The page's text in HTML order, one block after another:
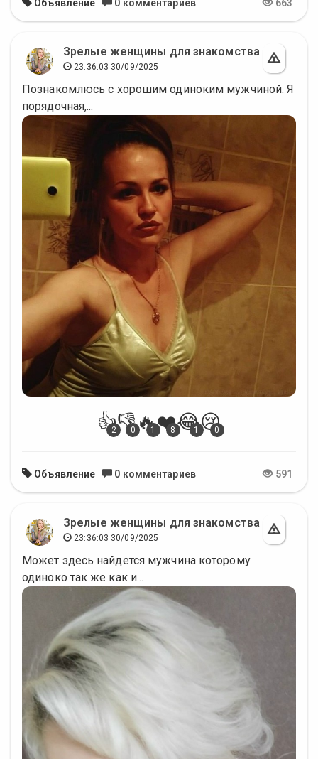
Объявление 0 комментариев 663
Зрелые женщины для знакомства
23:36:03 30/09/2025
Познакомлюсь с хорошим одиноким мужчиной. Я
порядочная,...
👍
2👎
0🔥
1 ❤️
8😂
1 😢
0
Объявление 0 комментариев 591
Зрелые женщины для знакомства
23:36:03 30/09/2025
Может здесь найдется мужчина которому
одиноко так же как и...